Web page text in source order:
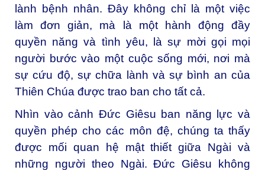
lành bệnh nhân. Đây không chỉ là một việc
làm đơn giản, mà là một hành động đầy
quyền năng và tình yêu, là sự mời gọi mọi
người bước vào một cuộc sống mới, nơi mà
sự cứu độ, sự chữa lành và sự bình an của
Thiên Chúa được trao ban cho tất cả.
Nhìn vào cảnh Đức Giêsu ban năng lực và
quyền phép cho các môn đệ, chúng ta thấy
được mối quan hệ mật thiết giữa Ngài và
những người theo Ngài. Đức Giêsu không